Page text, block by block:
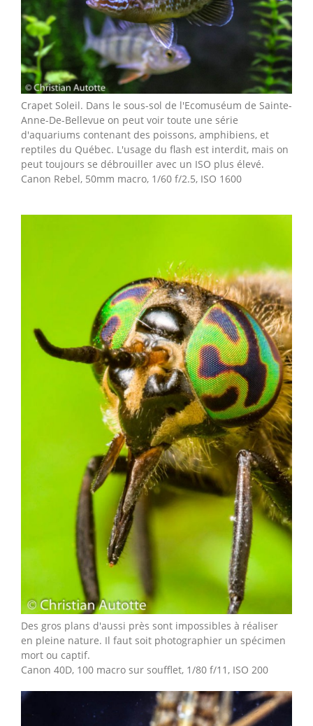
Crapet Soleil. Dans le sous-sol de l'Ecomuséum de Sainte-
Anne-De-Bellevue on peut voir toute une série
d'aquariums contenant des poissons, amphibiens, et
reptiles du Québec. L'usage du flash est interdit, mais on
peut toujours se débrouiller avec un ISO plus élevé.
Canon Rebel, 50mm macro, 1/60 f/2.5, ISO 1600
Des gros plans d'aussi près sont impossibles à réaliser
en pleine nature. Il faut soit photographier un spécimen
mort ou captif.
Canon 40D, 100 macro sur soufflet, 1/80 f/11, ISO 200